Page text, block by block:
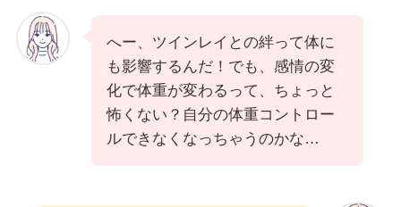
へー、ツインレイとの絆って体に
も影響するんだ！でも、感情の変
化で体重が変わるって、ちょっと
怖くない？自分の体重コントロー
ルできなくなっちゃうのかな…